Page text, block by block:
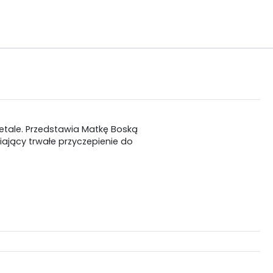
Przedstawia Matkę Boską
trwałe przyczepienie do